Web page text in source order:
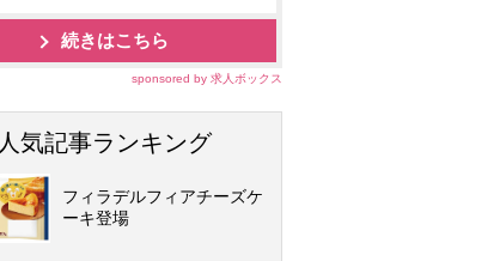
続きはこちら
sponsored by 求人ボックス
人気記事ランキング
フィラデルフィアチーズケ
ーキ登場